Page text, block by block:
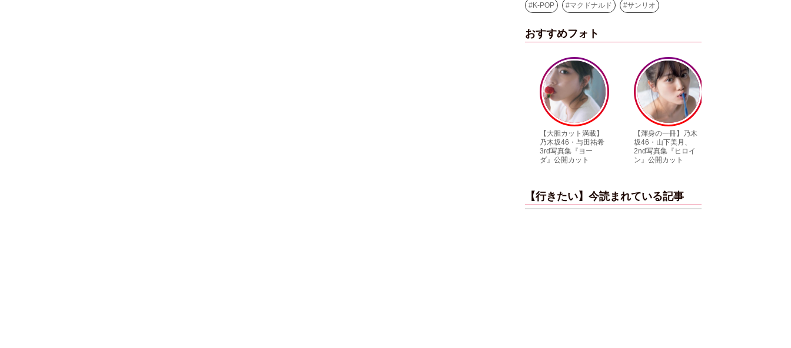
#K-POP #マクドナルド #サンリオ
おすすめフォト
【大胆カット満載】
乃木坂46・与田祐希
3rd写真集『ヨー
ダ』公開カット
【渾身の一冊】乃木
坂46・山下美月、
2nd写真集『ヒロイ
ン』公開カット
【行きたい】今読まれている記事